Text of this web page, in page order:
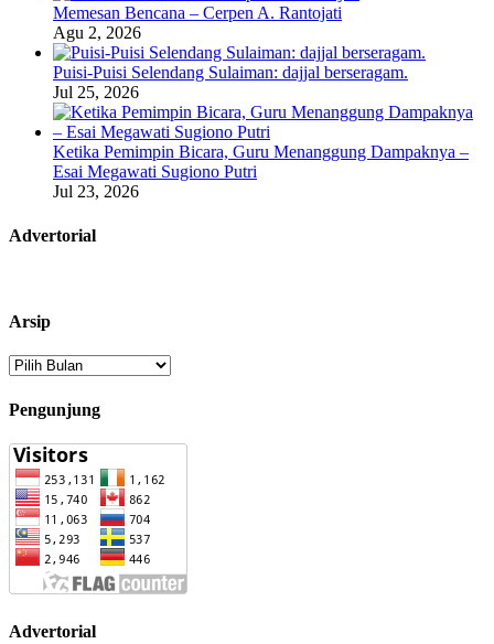
Memesan Bencana – Cerpen A. Rantojati
Agu 2, 2026
Puisi-Puisi Selendang Sulaiman: dajjal berseragam.
Jul 25, 2026
Ketika Pemimpin Bicara, Guru Menanggung Dampaknya –
Esai Megawati Sugiono Putri
Jul 23, 2026
Advertorial
Arsip
Arsip
Pengunjung
Advertorial